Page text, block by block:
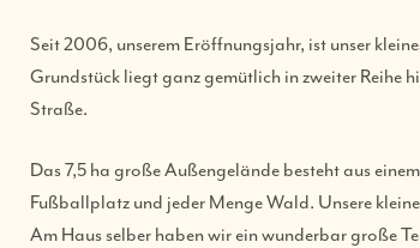
Seit 2006, unserem Eröffnungsjahr, ist unser
Grundstück liegt ganz gemütlich in zweiter Reihe
Straße.
Das 7,5 ha große Außengelände besteht aus
Fußballplatz und jeder Menge Wald. Unsere
Am Haus selber haben wir ein wunderbar große